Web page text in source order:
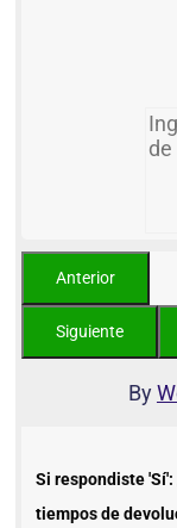
By
Si respondiste
tiempos de